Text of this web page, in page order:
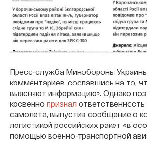
Пресс-служба Минобороны Украины
комментариев, сославшись на то,
выясняют информацию». Однако
косвенно признал
самолета, выпустив сообщение о
логистикой российских ракет «в
помощью военно-транспортной